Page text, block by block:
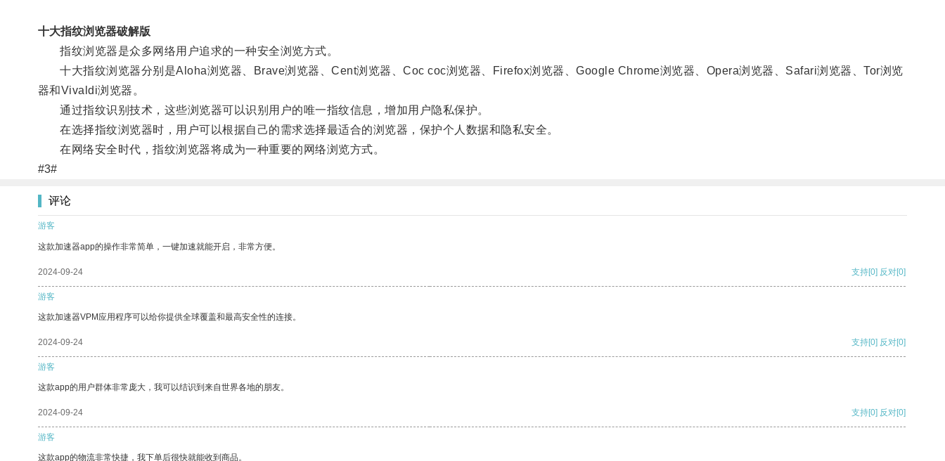
十大指纹浏览器破解版
指纹浏览器是众多网络用户追求的一种安全浏览方式。
十大指纹浏览器分别是Aloha浏览器、Brave浏览器、Cent浏览器、Coc coc浏览器、Firefox浏览器、Google Chrome浏览器、Opera浏览器、Safari浏览器、Tor浏览
器和Vivaldi浏览器。
通过指纹识别技术，这些浏览器可以识别用户的唯一指纹信息，增加用户隐私保护。
在选择指纹浏览器时，用户可以根据自己的需求选择最适合的浏览器，保护个人数据和隐私安全。
在网络安全时代，指纹浏览器将成为一种重要的网络浏览方式。
#3#
评论
游客
这款加速器app的操作非常简单，一键加速就能开启，非常方便。
2024-09-24 支持[0] 反对[0]
游客
这款加速器VPM应用程序可以给你提供全球覆盖和最高安全性的连接。
2024-09-24 支持[0] 反对[0]
游客
这款app的用户群体非常庞大，我可以结识到来自世界各地的朋友。
2024-09-24 支持[0] 反对[0]
游客
这款app的物流非常快捷，我下单后很快就能收到商品。